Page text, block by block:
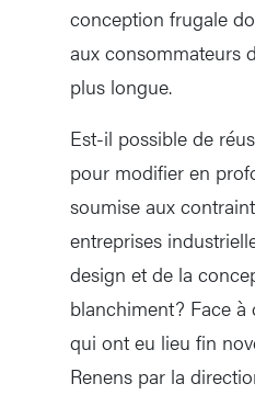
conception frugale
aux consommateurs
plus longue.
Est-il possible de
pour modifier en
soumise aux
entreprises
design et de la
blanchiment? Face à
qui ont eu lieu fin
Renens par la